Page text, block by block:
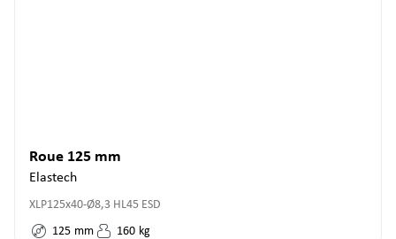
Roue 125 mm
Elastech
XLP125x40-Ø8,3 HL45 ESD
125 mm 160 kg